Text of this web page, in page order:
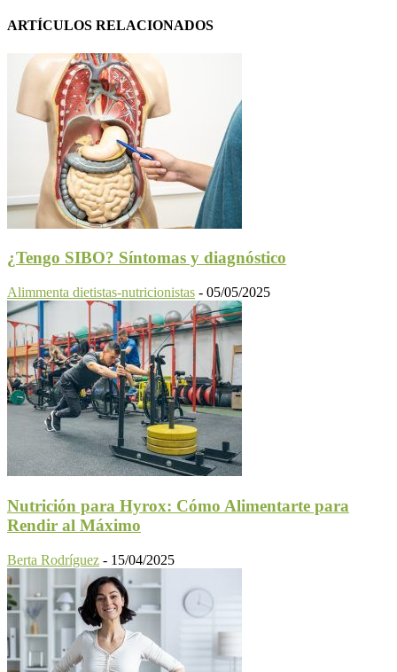
ARTÍCULOS RELACIONADOS
¿Tengo SIBO? Síntomas y diagnóstico
Alimmenta dietistas-nutricionistas - 05/05/2025
Nutrición para Hyrox: Cómo Alimentarte para
Rendir al Máximo
Berta Rodríguez - 15/04/2025